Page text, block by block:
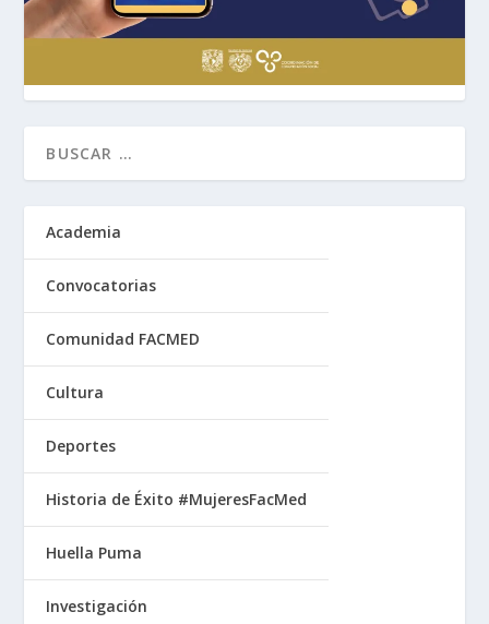
Academia
Convocatorias
Comunidad FACMED
Cultura
Deportes
Historia de Éxito #MujeresFacMed
Huella Puma
Investigación